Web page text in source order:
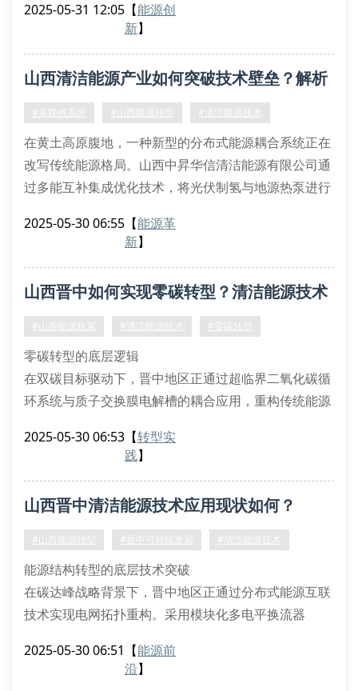
发电机组，成功将工业余热转化效率提升至68%。该系
光热发电的革新应用
槽式集热器配合菲涅尔反射阵列的创新组合，正在改变
2025-05-31 12:05 【能源创
新】
山西清洁能源产业如何突破技术壁垒？解析
区域发展新路径
#多联供系统 #山西能源转型 #清洁能源技术
在黄土高原腹地，一种新型的分布式能源耦合系统正在
改写传统能源格局。山西中昇华信清洁能源有限公司通
过多能互补集成优化技术，将光伏制氢与地源热泵进行
这种相变储能装置配合低温余热回收系统的创新应用，
清洁能源微电网实现离网区域全覆盖
生物质气化联产技术突破热值瓶颈
2025-05-30 06:55 【能源革
新】
山西晋中如何实现零碳转型？清洁能源技术
路径解析
#山西能源政策 #清洁能源技术 #零碳转型
零碳转型的底层逻辑
在双碳目标驱动下，晋中地区正通过超临界二氧化碳循
环系统与质子交换膜电解槽的耦合应用，重构传统能源
同时将ccus成本降低至$42/ton。值得注意的是，钒液
技术创新矩阵构建
生物质气化多联产系统：采用两段式固定床反应器，实
2025-05-30 06:53 【转型实
践】
山西晋中清洁能源技术应用现状如何？
#山西能源转型 #晋中可持续发展 #清洁能源技术
能源结构转型的底层技术突破
在碳达峰战略背景下，晋中地区正通过分布式能源互联
技术实现电网拓扑重构。采用模块化多电平换流器
消纳能力达37.6%。中昇华信研发的质子交换膜电解槽
2025-05-30 06:51 【能源前
沿】